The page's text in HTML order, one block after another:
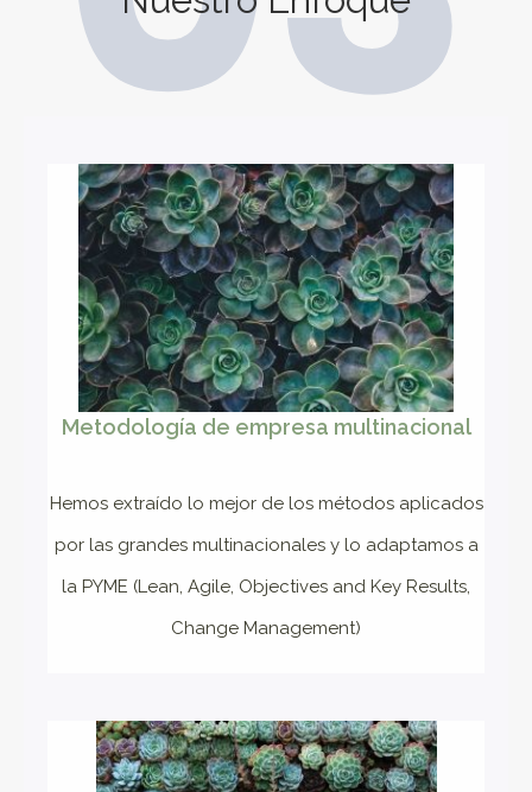
Metodología de empresa multinacional
Hemos extraído lo mejor de los métodos aplicados
por las grandes multinacionales y lo adaptamos a
la PYME (Lean, Agile, Objectives and Key Results,
Change Management)